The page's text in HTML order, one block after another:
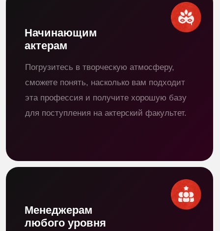
Кто хочет больше узнать о себе через
творчество, развить креативный
потенциал и попробовать себя в новой
роли или просто воплотить свою детскую
мечту — стать актером.
обучение
Обучение проходит через
игру в персонажей